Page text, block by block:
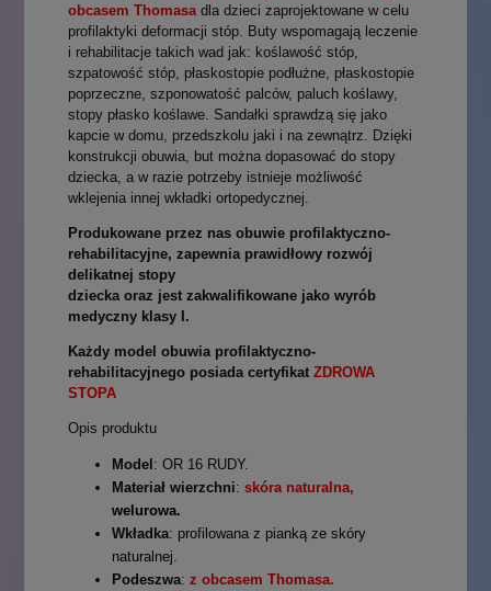
obcasem Thomasa dla dzieci zaprojektowane w celu
profilaktyki deformacji stóp. Buty wspomagają leczenie
i rehabilitacje takich wad jak: koślawość stóp,
szpatowość stóp, płaskostopie podłużne, płaskostopie
poprzeczne, szponowatość palców, paluch koślawy,
stopy płasko koślawe. Sandałki sprawdzą się jako
kapcie w domu, przedszkolu jaki i na zewnątrz. Dzięki
konstrukcji obuwia, but można dopasować do stopy
dziecka, a w razie potrzeby istnieje możliwość
wklejenia innej wkładki ortopedycznej.
Produkowane przez nas obuwie profilaktyczno-
rehabilitacyjne, zapewnia prawidłowy rozwój
delikatnej stopy
dzieckaoraz jestzakwalifikowane jako wyrób
medyczny klasy I.
Każdy model obuwia profilaktyczno-
rehabilitacyjnego posiada certyfikatZDROWA
STOPA
Opis produktu
Model: OR 16 RUDY.
Materiał wierzchni:skóra naturalna,
welurowa.
Wkładka: profilowana z pianką ze skóry
naturalnej.
Podeszwa:z obcasem Thomasa.